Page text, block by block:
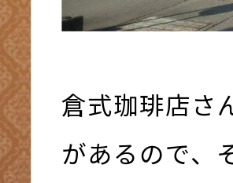
倉式珈琲店さ
があるので、